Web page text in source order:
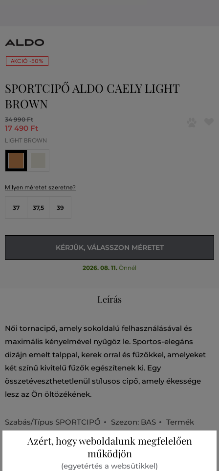
AKCIÓ -50%
SPORTCIPŐ ALDO CAELY LIGHT
BROWN
34 990 Ft
17 490 Ft
LIGHT BROWN
Milyen méretet szeretne?
37 37,5 39
KÉRJÜK, VÁLASSZON MÉRETET
2026. 08. 11. Önnél
Leírás
Női tornacipő, amely sokoldalú felhasználásával és
maximális kényelmével nyűgöz le. Sportos-elegáns
dizájn emelt talppal, kerek orral és fűzőkkel, amelyeket
két színű kivitelű fűzők egészítenek ki. Egy
összetéveszthetetlenül stílusos cipő, amely ékessége
lesz az Ön öltözékének.
Szabás/Típus SPORTCIPŐ Szezon: BAS
Termék
14295843-BAS-AW-230
Összetétel
Azért, hogy weboldalunk megfelelően
működjön
(egyetértés a websütikkel)